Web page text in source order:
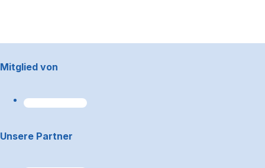
Footerbereich
Mitglied von
Unsere Partner